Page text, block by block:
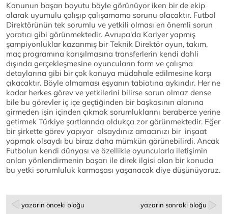
Konunun başarı boyutu böyle görünüyor iken bir de ekip
olarak uyumulu çalışıp çalışamama sorunu olacaktır. Futbol
Direktörünün tek sorumlu ve yetkili olması en önemli sorun
yaratıcı gibi görünmektedir. Avrupa'da Kariyer yapmış
şampiyonluklar kazanmış bir Teknik Direktör oyun, takım,
maç programına karışılmasına transferlerin kendi dahli
dışında gerçekleşmesine oyuncuların form ve çalışma
detaylarına gibi bir çok konuya müdahale edilmesine karşı
çıkacaktır. Böyle olmaması eşyanın tabiatına aykırıdır. Her ne
kadar herkes görev ve yetkilerini bilirse sorun olmaz dense
bile bu görevler iç içe geçtiğinden bir başkasının alanına
girmeden işin içinden çıkmak sorumluklarını beraberce yerine
getirmek Türkiye şartlarında oldukça zor görünmektedir. Eğer
bir şirkette görev yapıyor olsaydınız amacınızı bir inşaat
yapmak olsaydı bu biraz daha mümkün görünebilirdi. Ancak
Futbolun kendi dünyası ve özellikle oyuncularla iletişimin
onları yönlendirmenin başarı ile direk ilgisi olan bir konuda
bu yetki sorumluluk karmaşası yaşanacak diye düşünüyoruz.
yazarın önceki bloğu yazarın sonraki bloğu